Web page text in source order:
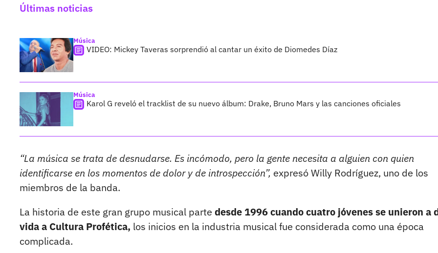
Últimas noticias
Música
VIDEO: Mickey Taveras sorprendió al cantar un éxito de Diomedes Díaz
Música
Karol G reveló el tracklist de su nuevo álbum: Drake, Bruno Mars y las canciones oficiales
“La música se trata de desnudarse. Es incómodo, pero la gente necesita a alguien con quien
identificarse en los momentos de dolor y de introspección”, expresó Willy Rodríguez, uno de los
miembros de la banda.
La historia de este gran grupo musical parte desde 1996 cuando cuatro jóvenes se unieron a
vida a Cultura Profética, los inicios en la industria musical fue considerada como una época
complicada.